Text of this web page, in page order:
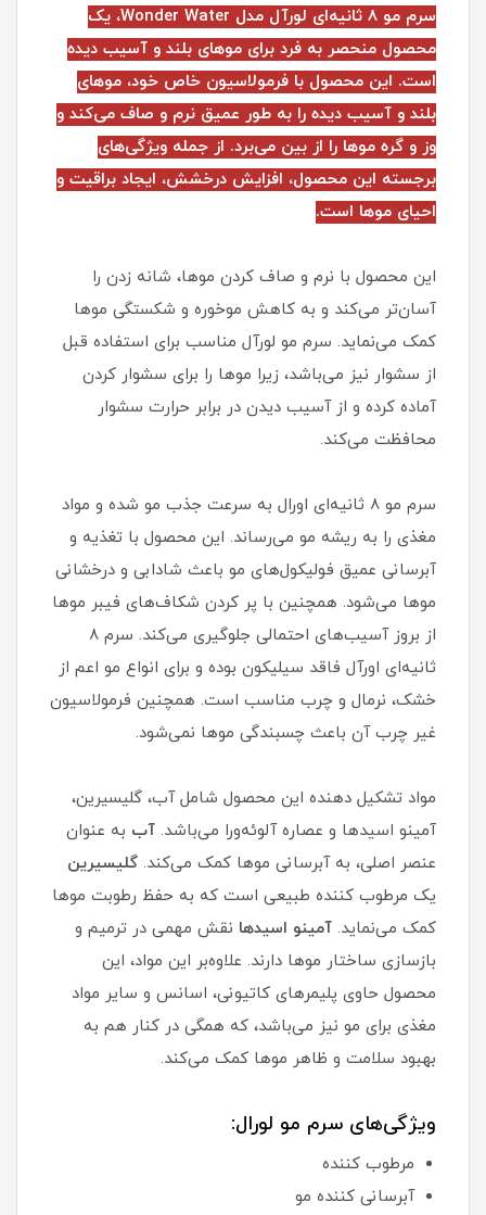
سرم مو 8 ثانیه‌ای لورآل مدل Wonder Water، یک
محصول منحصر به فرد برای موهای بلند و آسیب دیده
است. این محصول با فرمولاسیون خاص خود، موهای
بلند و آسیب دیده را به طور عمیق نرم و صاف می‌کند و
وز و گره موها را از بین می‌برد. از جمله ویژگی‌های
برجسته این محصول، افزایش درخشش، ایجاد براقیت و
احیای موها است.
این محصول با نرم و صاف کردن موها، شانه زدن را
آسان‌تر می‌کند و به کاهش موخوره و شکستگی موها
کمک می‌نماید. سرم مو لورآل مناسب برای استفاده قبل
از سشوار نیز می‌باشد، زیرا موها را برای سشوار کردن
آماده کرده و از آسیب دیدن در برابر حرارت سشوار
محافظت می‌کند.
سرم مو 8 ثانیه‌ای اورال به سرعت جذب مو شده و مواد
مغذی را به ریشه مو می‌رساند. این محصول با تغذیه و
آبرسانی عمیق فولیکول‌های مو باعث شادابی و درخشانی
مو‌ها می‌شود. همچنین با پر کردن شکاف‌های فیبر موها
از بروز آسیب‌های احتمالی جلوگیری می‌کند. سرم 8
ثانیه‌ای اورآل فاقد سیلیکون بوده و برای انواع مو اعم از
خشک، نرمال و چرب مناسب است. همچنین فرمولاسیون
غیر چرب آن باعث چسبندگی موها نمی‌شود.
مواد تشکیل دهنده این محصول شامل آب، گلیسیرین،
آمینو اسیدها و عصاره آلوئه‌ورا می‌باشد. آب به عنوان
عنصر اصلی، به آبرسانی موها کمک می‌کند. گلیسیرین
یک مرطوب کننده طبیعی است که به حفظ رطوبت موها
کمک می‌نماید. آمینو اسیدها نقش مهمی در ترمیم و
بازسازی ساختار موها دارند. علاوه‌بر این مواد، این
محصول حاوی پلیمرهای کاتیونی، اسانس و سایر مواد
مغذی برای مو نیز می‌باشد، که همگی در کنار هم به
بهبود سلامت و ظاهر موها کمک می‌کند.
ویژگی‌های سرم مو لورال:
مرطوب کننده
آبرسانی کننده مو